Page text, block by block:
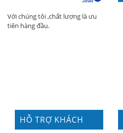
Với chúng tôi ,chất lượng là ưu
tiên hàng đầu.
HỖ TRỢ KHÁCH